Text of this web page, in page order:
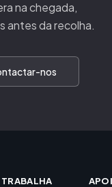
na chegada,
antes da recolha.
nos
TRABALHA